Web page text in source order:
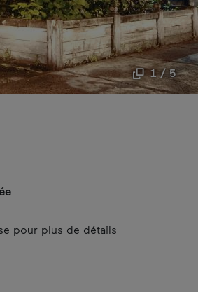
1 / 5
pour plus de détails